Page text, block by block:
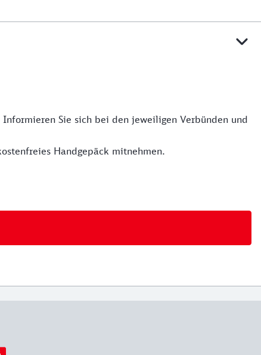
Sie sich bei den jeweiligen Verbünden und
Handgepäck mitnehmen.